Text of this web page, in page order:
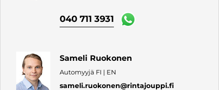
040 711 3931
Sameli Ruokonen
Automyyjä FI | EN
sameli.ruokonen@rintajouppi.fi